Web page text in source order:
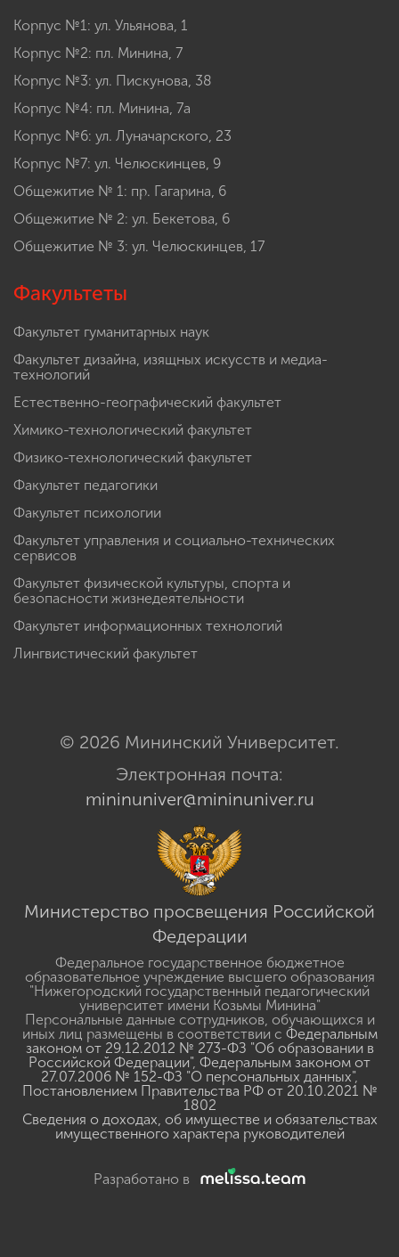
Корпус №1: ул. Ульянова, 1
Корпус №2: пл. Минина, 7
Корпус №3: ул. Пискунова, 38
Корпус №4: пл. Минина, 7а
Корпус №6: ул. Луначарского, 23
Корпус №7: ул. Челюскинцев, 9
Общежитие № 1: пр. Гагарина, 6
Общежитие № 2: ул. Бекетова, 6
Общежитие № 3: ул. Челюскинцев, 17
Факультеты
Факультет гуманитарных наук
Факультет дизайна, изящных искусств и медиа-
технологий
Естественно-географический факультет
Химико-технологический факультет
Физико-технологический факультет
Факультет педагогики
Факультет психологии
Факультет управления и социально-технических
сервисов
Факультет физической культуры, спорта и
безопасности жизнедеятельности
Факультет информационных технологий
Лингвистический факультет
© 2026 Мининский Университет.
Электронная почта:
mininuniver@mininuniver.ru
Министерство просвещения Российской
Федерации
Федеральное государственное бюджетное
образовательное учреждение высшего образования
"Нижегородский государственный педагогический
университет имени Козьмы Минина"
Персональные данные сотрудников, обучающихся и
иных лиц размещены в соответствии с Федеральным
законом от 29.12.2012 № 273-ФЗ "Об образовании в
Российской Федерации", Федеральным законом от
27.07.2006 № 152-ФЗ "О персональных данных",
Постановлением Правительства РФ от 20.10.2021 №
1802
Сведения о доходах, об имуществе и обязательствах
имущественного характера руководителей
Разработано в